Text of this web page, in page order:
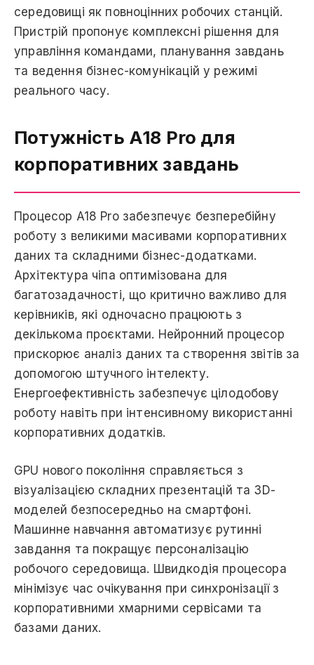
середовищі як повноцінних робочих станцій.
Пристрій пропонує комплексні рішення для
управління командами, планування завдань
та ведення бізнес-комунікацій у режимі
реального часу.
Потужність A18 Pro для
корпоративних завдань
Процесор A18 Pro забезпечує безперебійну
роботу з великими масивами корпоративних
даних та складними бізнес-додатками.
Архітектура чіпа оптимізована для
багатозадачності, що критично важливо для
керівників, які одночасно працюють з
декількома проєктами. Нейронний процесор
прискорює аналіз даних та створення звітів за
допомогою штучного інтелекту.
Енергоефективність забезпечує цілодобову
роботу навіть при інтенсивному використанні
корпоративних додатків.
GPU нового покоління справляється з
візуалізацією складних презентацій та 3D-
моделей безпосередньо на смартфоні.
Машинне навчання автоматизує рутинні
завдання та покращує персоналізацію
робочого середовища. Швидкодія процесора
мінімізує час очікування при синхронізації з
корпоративними хмарними сервісами та
базами даних.